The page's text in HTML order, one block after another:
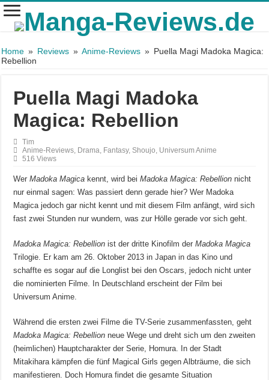
Home » Reviews » Anime-Reviews » Puella Magi Madoka Magica:
Rebellion
Puella Magi Madoka
Magica: Rebellion
Tim
Anime-Reviews, Drama, Fantasy, Shoujo, Universum Anime
516 Views
WerMadoka Magica kennt, wird beiMadoka Magica: Rebellion nicht
nur einmal sagen: Was passiert denn gerade hier? Wer Madoka
Magica jedoch gar nicht kennt und mit diesem Film anfängt, wird sich
fast zwei Stunden nur wundern, was zur Hölle gerade vor sich geht.
Madoka Magica: Rebellion ist der dritte Kinofilm derMadoka Magica
Trilogie. Er kam am 26. Oktober 2013 in Japan in das Kino und
schaffte es sogar auf die Longlist bei den Oscars, jedoch nicht unter
die nominierten Filme. In Deutschland erscheint der Film bei
Universum Anime.
Während die ersten zwei Filme die TV-Serie zusammenfassten, geht
Madoka Magica: Rebellion neue Wege und dreht sich um den zweiten
(heimlichen) Hauptcharakter der Serie, Homura. In der Stadt
Mitakihara kämpfen die fünf Magical Girls gegen Albträume, die sich
manifestieren. Doch Homura findet die gesamte Situation